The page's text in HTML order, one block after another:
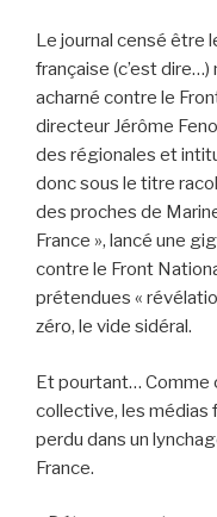
Le journal censé être
française (c’est
acharné contre le
directeur Jérôme
des régionales et
donc sous le titre
des proches de
France », lancé une
contre le Front
prétendues «
zéro, le vide sidéral.
Et pourtant… Comme
collective, les médias
perdu dans un
France.